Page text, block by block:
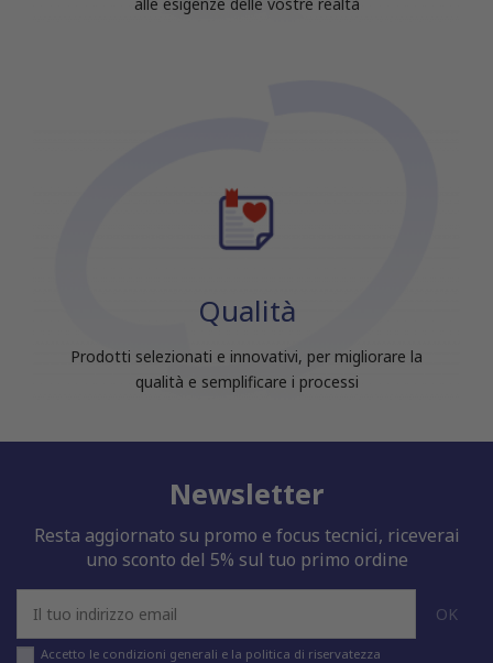
Qualità
Prodotti selezionati e innovativi, per migliorare la
qualità e semplificare i processi
Newsletter
Resta aggiornato su promo e focus tecnici, riceverai
uno sconto del 5% sul tuo primo ordine
Accetto le condizioni generali e la politica di riservatezza